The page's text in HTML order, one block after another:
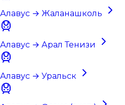
Алавус → Жаланашколь
Алавус → Арал Тенизи
Алавус → Уральск